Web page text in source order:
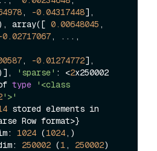
, -0.04317448],
array([ 0.00648045
0.02717067
, -0.01274772],
'sparse' : <2x250002
type
'<class
'>'
stored elements in
Row format>}
1024 (1024,)
250002 (1, 250002